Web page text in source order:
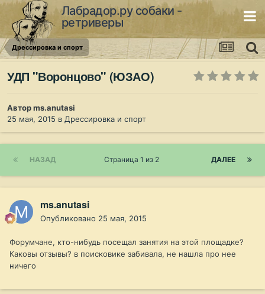
Лабрадор.ру собаки -
ретриверы
Дрессировка и спорт
УДП "Воронцово" (ЮЗАО)
Авторms.anutasi
25 мая, 2015 в Дрессировка и спорт
НАЗАД ДАЛЕЕ
Страница 1 из 2
ms.anutasi
Опубликовано 25 мая, 2015
Форумчане, кто-нибудь посещал занятия на этой площадке?
Каковы отзывы? в поисковике забивала, не нашла про нее
ничего